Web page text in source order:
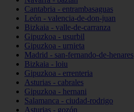
Cantabria - entrambasaguas
León - valencia-de-don-juan
Bizkaia - valle-de-carranza
Gipuzkoa - usurbil
Gipuzkoa - urnieta
Madrid - san-fernando-de-henares
Bizkaia - loiu
Gipuzkoa - errenteria
Asturias - cabrales
Gipuzkoa - hernani
Salamanca - ciudad-rodrigo
Asturias - gozón